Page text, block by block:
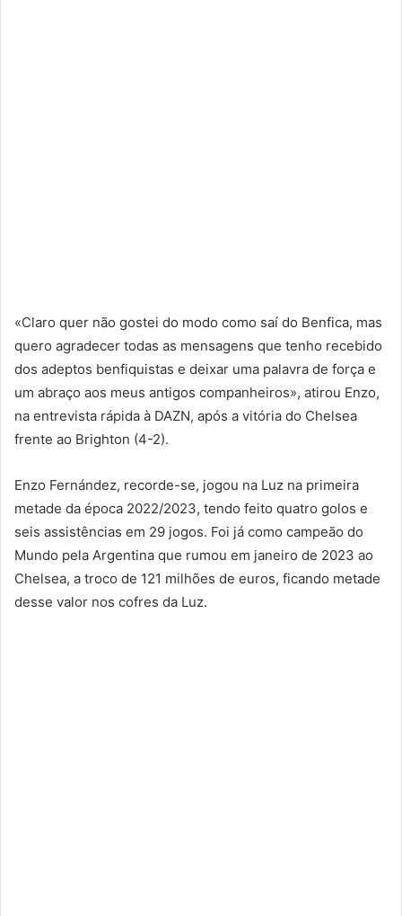
«Claro quer não gostei do modo como saí do Benfica, mas
quero agradecer todas as mensagens que tenho recebido
dos adeptos benfiquistas e deixar uma palavra de força e
um abraço aos meus antigos companheiros», atirou Enzo,
na entrevista rápida à DAZN, após a vitória do Chelsea
frente ao Brighton (4-2).
Enzo Fernández, recorde-se, jogou na Luz na primeira
metade da época 2022/2023, tendo feito quatro golos e
seis assistências em 29 jogos. Foi já como campeão do
Mundo pela Argentina que rumou em janeiro de 2023 ao
Chelsea, a troco de 121 milhões de euros, ficando metade
desse valor nos cofres da Luz.